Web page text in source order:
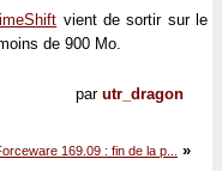
vient de sortir sur le
de 900 Mo.
par utr_dragon
169.09 : fin de la p... »